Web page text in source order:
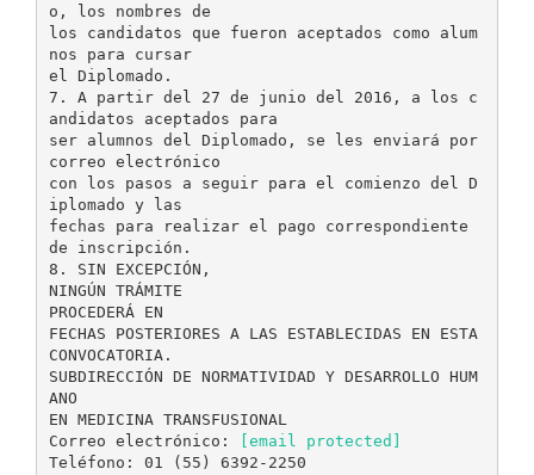
o, los nombres de
los candidatos que fueron aceptados como alum
nos para cursar
el Diplomado.
7. A partir del 27 de junio del 2016, a los c
andidatos aceptados para
ser alumnos del Diplomado, se les enviará por
correo electrónico
con los pasos a seguir para el comienzo del D
iplomado y las
fechas para realizar el pago correspondiente
de inscripción.
8. SIN EXCEPCIÓN,
NINGÚN TRÁMITE
PROCEDERÁ EN
FECHAS POSTERIORES A LAS ESTABLECIDAS EN ESTA
CONVOCATORIA.
SUBDIRECCIÓN DE NORMATIVIDAD Y DESARROLLO HUM
ANO
EN MEDICINA TRANSFUSIONAL
Correo electrónico:
[email protected]
Teléfono: 01 (55) 6392-2250